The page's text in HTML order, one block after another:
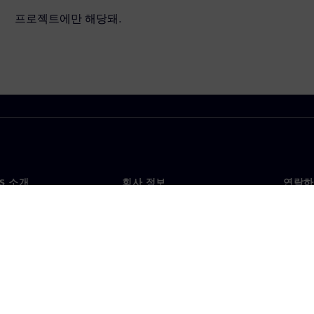
프로젝트에만 해당돼.
소개 회사 정보 연락하